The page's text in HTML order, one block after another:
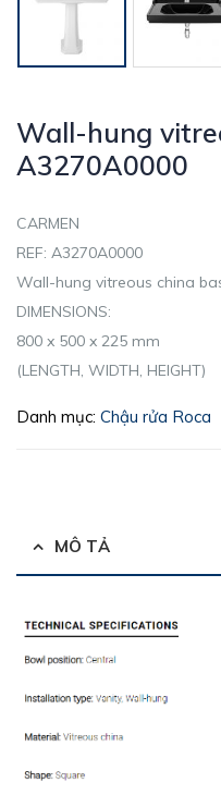
Wall-hung
A3270A0000
CARMEN
REF: A3270A0000
Wall-hung vitreous china
DIMENSIONS:
800 x 500 x 225 mm
(LENGTH, WIDTH, HEIGHT)
Danh mục: Chậu rửa Roca
MÔ TẢ